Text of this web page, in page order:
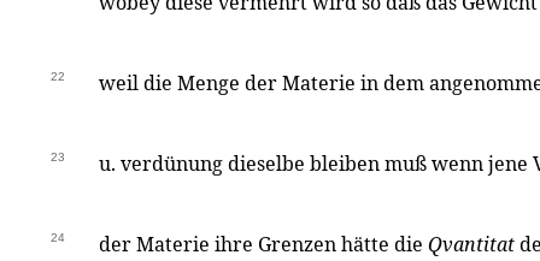
22 weil die Menge der Materie in dem
23 u. verdünung dieselbe bleiben muß wenn jene
24 der Materie ihre Grenzen hätte die Qvantitat